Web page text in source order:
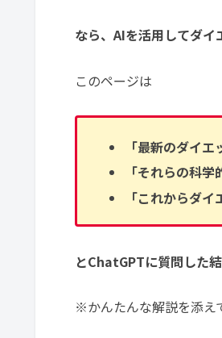
なら、AIを活用してダイ
このページは
「最新のダイエ
「それらの科学
「これからダイ
とChatGPTに質問した
※かんたんな解説を添え